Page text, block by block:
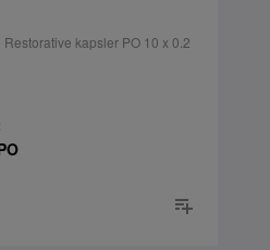
kapsler PO 10 x 0.2